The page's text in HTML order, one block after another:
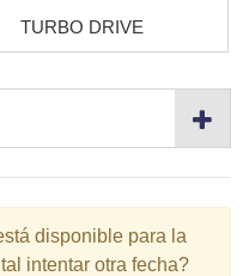
TURBO DRIVE
disponible para la
intentar otra fecha?